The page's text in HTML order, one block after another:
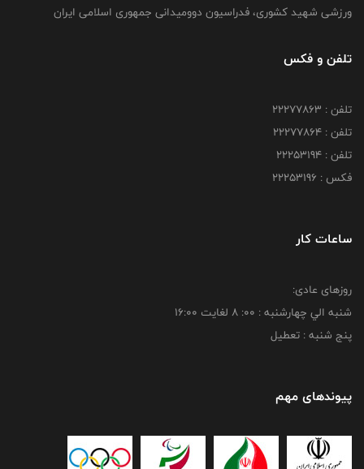
ورزشی شهید کشوری، فدراسیون دوومیدانی جمهوری اسلامی ایران
تلفن و فکس
تلفن : 22277863
تلفن : 22277864
تلفن : 22253194
فکس : 22253196
ساعات کار
روزهای عادی:
شنبه الي چهارشنبه : 00: 8 لغايت 16:00
پنج شنبه : تعطیل
پیوندهای مهم